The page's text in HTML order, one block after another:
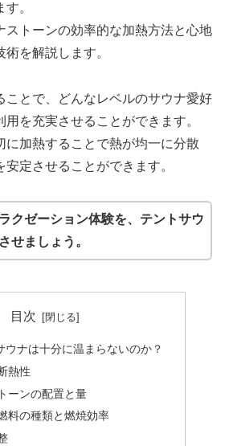
。
ストーンの効率的な加熱方法と心地
を解説します。
ことで、どんなレベルのサウナ愛好
を充実させることができます。
に加熱することで熱が均一に分散
定させることができます。
クゼーション体験を、テントサウ
せましょう。
目次
ウナは十分に温まらないのか？
熱性
ーンの配置と量
料の種類と燃焼効率